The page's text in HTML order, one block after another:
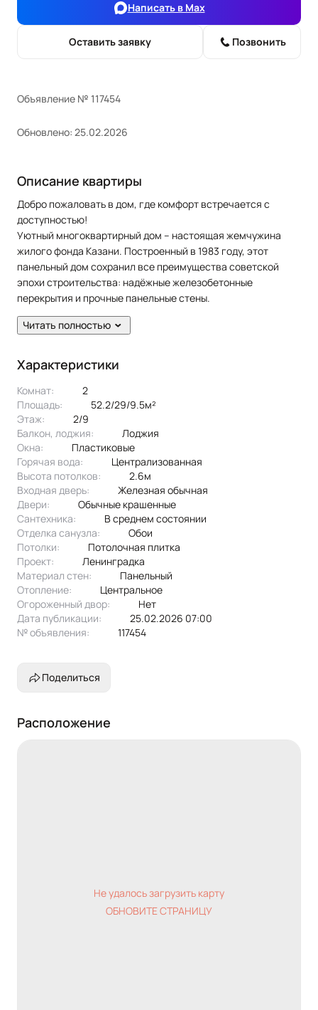
Написать в Max
Оставить заявку Позвонить
Объявление № 117454
Обновлено: 25.02.2026
Описание квартиры
Добро пожаловать в дом, где комфорт встречается с
доступностью!
Уютный многоквартирный дом – настоящая жемчужина
жилого фонда Казани. Построенный в 1983 году, этот
панельный дом сохранил все преимущества советской
эпохи строительства: надёжные железобетонные
перекрытия и прочные панельные стены.
Особенности, которые вас порадуют:
• 13 просторных подъездов с удобными лифтами
площадкой
• Футбольно-баскетбольная площадка для активного
отдыха
• Качественные лавочки у каждого подъезда для душевных
бесед
• Просторные лоджии в каждой квартире – идеальное
место для творчества или хранения
О доме:
• 9 этажей – оптимальный вариант для тех, кто ценит
комфорт без лишнего подъёма
• Отличная транспортная доступность – остановки
общественного транспорта в двух шагах
• Развитая инфраструктура: школы, детские сады и
магазины – всё под рукой
Этот дом – настоящий пример удачного городского
планирования.
Присоединяйтесь к дружному сообществу жильцов, где
каждый находит свой уголок счастья!
Читать полностью
Характеристики
Комнат:
2
Площадь:
52.2/29/9.5м²
Этаж:
2/9
Балкон, лоджия:
лоджия
Окна:
пластиковые
Горячая вода:
централизованная
Высота потолков:
2.6м
Входная дверь:
Железная обычная
Двери:
обычные крашенные
Сантехника:
в среднем состоянии
Отделка санузла:
обои
Потолки:
потолочная плитка
Проект:
ленинградка
Материал стен:
Панельный
Отопление:
центральное
Огороженный двор:
Нет
Дата публикации:
25.02.2026 07:00
№ объявления:
117454
Поделиться
Расположение
Не удалось загрузить карту
ОБНОВИТЕ СТРАНИЦУ